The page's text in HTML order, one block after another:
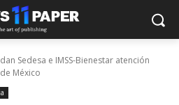
Sedesa e IMSS-Bienestar atención
México